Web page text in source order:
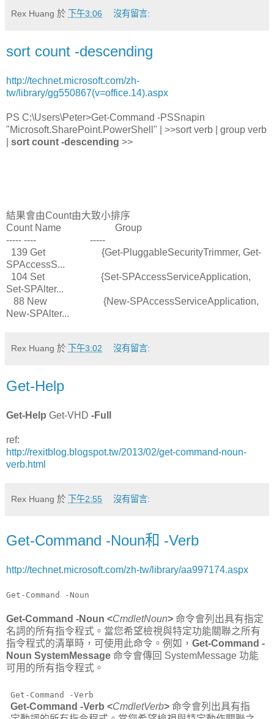
Rex Huang 於 下午3:06 沒有留言:
sort count -descending
http://technet.microsoft.com/zh-
tw/library/gg550867(v=office.14).aspx
PS C:\Users\Peter>Get-Command -PSSnapin
"Microsoft.SharePoint.PowerShell" | >>sort verb | group verb
sort count -descending >>
結果會由Count由大致小排序
Count Name Group
----- ---- -----
139 Get {Get-PluggableSecurityTrimmer, Get-
SPAccessS...
104 Set {Set-SPAccessServiceApplication,
Set-SPAlter...
88 New {New-SPAccessServiceApplication,
New-SPAlter...
Rex Huang 於 下午3:02 沒有留言:
Get-Help
Get-Help Get-VHD -Full
ref:
http://rexitblog.blogspot.tw/2013/02/get-command-noun-
verb.html
Rex Huang 於 下午2:55 沒有留言:
Get-Command -Noun和 -Verb
http://technet.microsoft.com/zh-tw/library/aa997174.aspx
Get-Command -Noun
Get-Command -Noun <CmdletNoun> 命令會列出具有指定
名詞的所有指令程式。當您希望檢視與特定功能關聯之所有
指令程式的清單時，可使用此命令。例如， Get-Command -
Noun SystemMessage 命令會傳回 SystemMessage 功能
可用的所有指令程式。
Get-Command -Verb
Get-Command -Verb <CmdletVerb> 命令會列出具有指